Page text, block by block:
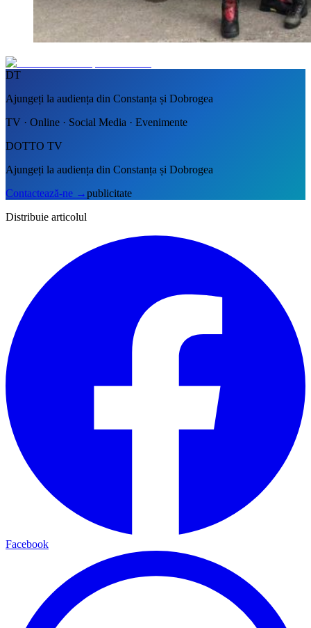
DT
Ajungeți la audiența din Constanța și Dobrogea
TV · Online · Social Media · Evenimente
DOTTO TV
Ajungeți la audiența din Constanța și Dobrogea
Contactează-ne →publicitate
Distribuie articolul
Facebook